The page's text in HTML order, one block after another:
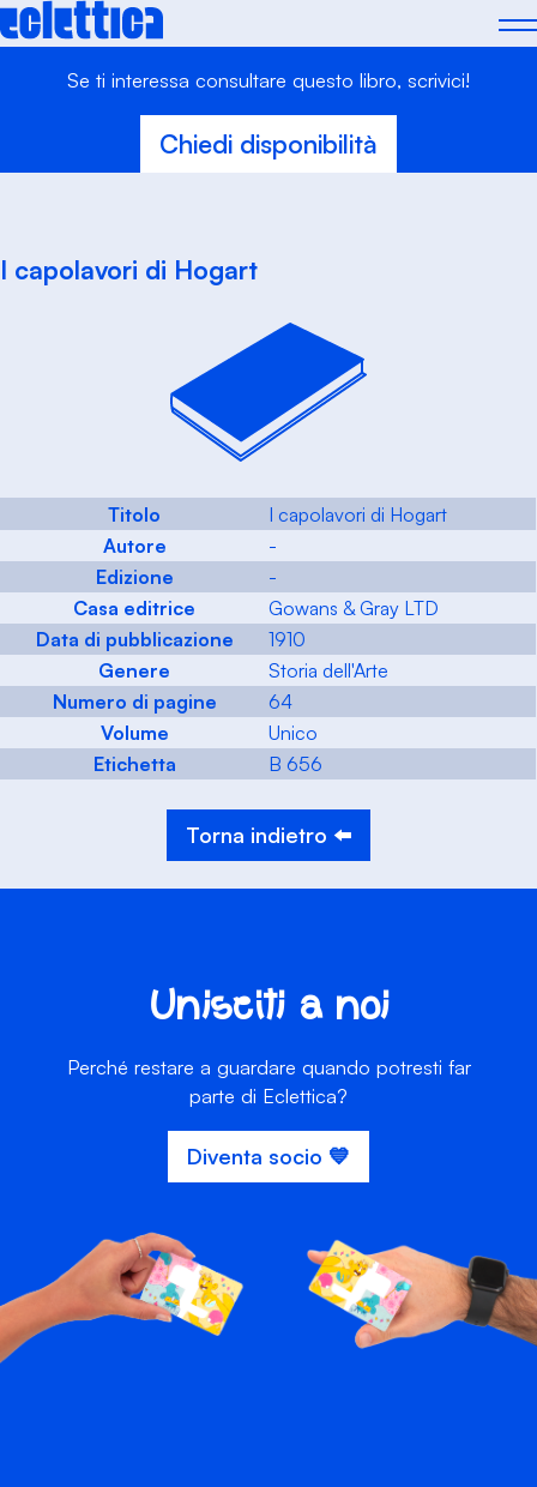
Skip
to
Se ti interessa consultare questo libro, scrivici!
Chiedi disponibilità
I capolavori di Hogart
Titolo
I capolavori di Hogart
Autore
-
Edizione
-
Casa editrice
Gowans & Gray LTD
Data di pubblicazione
1910
Genere
Storia dell'Arte
Numero di pagine
64
Volume
Unico
Etichetta
B 656
Torna indietro ⬅️
Unisciti a noi
Perché restare a guardare quando potresti far
parte di Eclettica?
Diventa socio 💙